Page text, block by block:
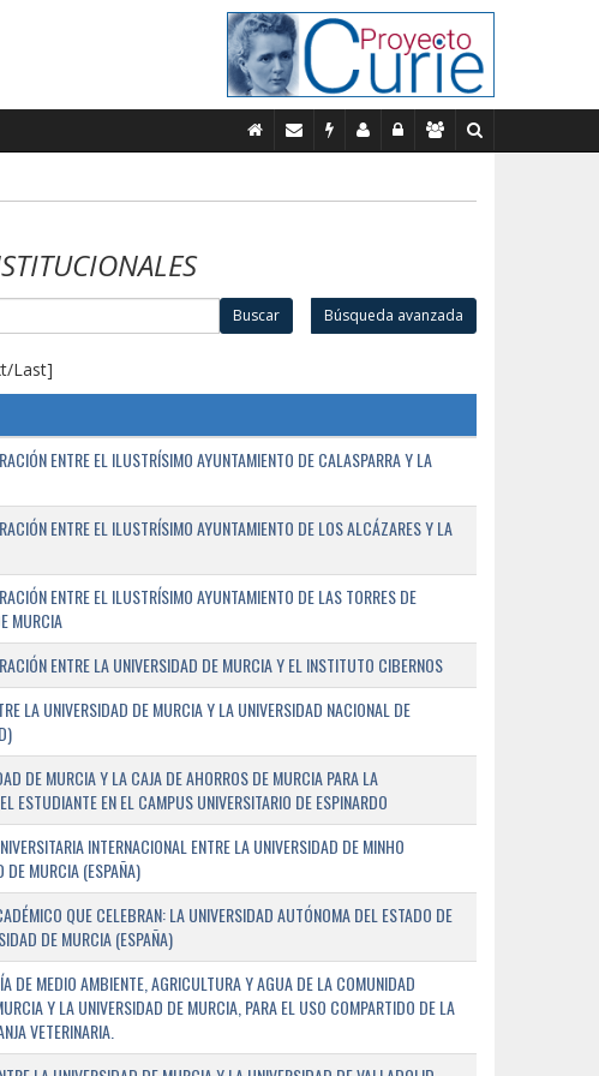
Buscar Búsqueda avanzada
Last]
ENTRE EL ILUSTRÍSIMO AYUNTAMIENTO DE CALASPARRA Y LA
ENTRE EL ILUSTRÍSIMO AYUNTAMIENTO DE LOS ALCÁZARES Y LA
ENTRE EL ILUSTRÍSIMO AYUNTAMIENTO DE LAS TORRES DE
MURCIA
ENTRE LA UNIVERSIDAD DE MURCIA Y EL INSTITUTO CIBERNOS
LA UNIVERSIDAD DE MURCIA Y LA UNIVERSIDAD NACIONAL DE
DE MURCIA Y LA CAJA DE AHORROS DE MURCIA PARA LA
ESTUDIANTE EN EL CAMPUS UNIVERSITARIO DE ESPINARDO
INTERNACIONAL ENTRE LA UNIVERSIDAD DE MINHO
MURCIA (ESPAÑA)
QUE CELEBRAN: LA UNIVERSIDAD AUTÓNOMA DEL ESTADO DE
DE MURCIA (ESPAÑA)
DE MEDIO AMBIENTE, AGRICULTURA Y AGUA DE LA COMUNIDAD
Y LA UNIVERSIDAD DE MURCIA, PARA EL USO COMPARTIDO DE LA
VETERINARIA.